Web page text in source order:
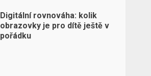
Digitální rovnováha: kolik
obrazovky je pro dítě ještě v
pořádku